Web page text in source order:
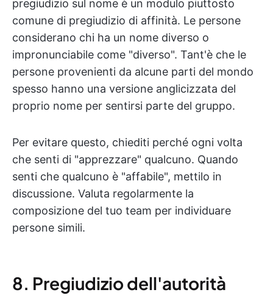
pregiudizio sul nome è un modulo piuttosto
comune di pregiudizio di affinità. Le persone
considerano chi ha un nome diverso o
impronunciabile come "diverso". Tant'è che le
persone provenienti da alcune parti del mondo
spesso hanno una versione anglicizzata del
proprio nome per sentirsi parte del gruppo.
Per evitare questo, chiediti perché ogni volta
che senti di "apprezzare" qualcuno. Quando
senti che qualcuno è "affabile", mettilo in
discussione. Valuta regolarmente la
composizione del tuo team per individuare
persone simili.
8. Pregiudizio dell'autorità